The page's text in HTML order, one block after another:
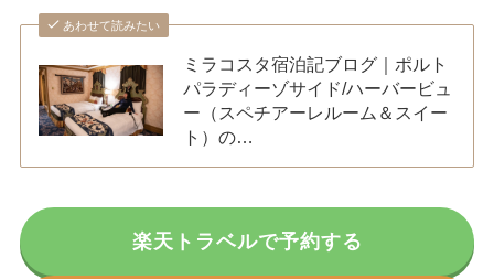
あわせて読みたい
ミラコスタ宿泊記ブログ｜ポルト
パラディーゾサイド/ハーバービュ
ー（スペチアーレルーム＆スイー
ト）の…
楽天トラベルで予約する